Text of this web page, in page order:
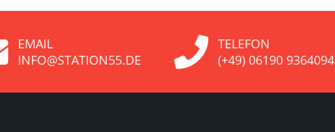
EMAIL
INFO@STATION55.DE
TELEFON
(+49) 06190 9364094